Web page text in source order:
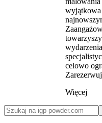
wyjątkowa
celowo
Więcej